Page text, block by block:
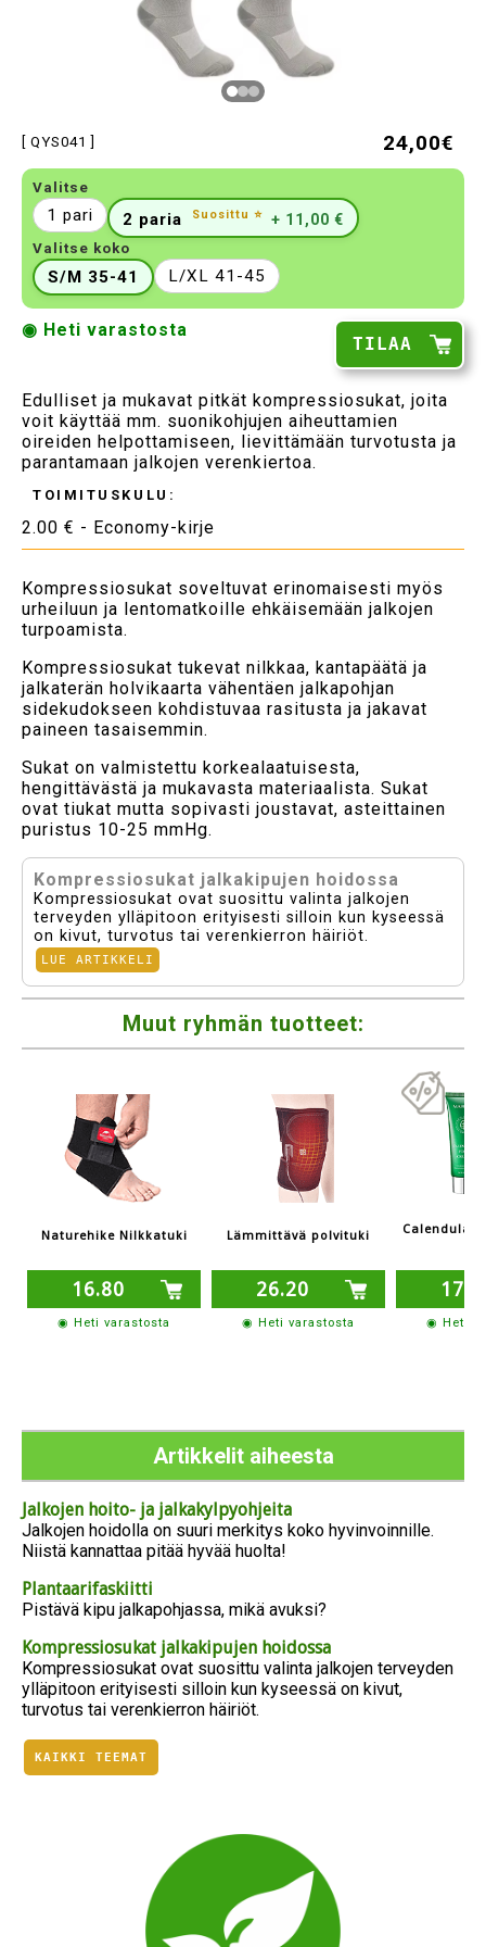
[ QYS041 ] 24,00€
Valitse
1 pari 2 paria Suosittu ⭐ + 11,00 €
Valitse koko
S/M 35-41 L/XL 41-45
TILAA
◉ Heti varastosta
Edulliset ja mukavat pitkät kompressiosukat, joita
voit käyttää mm. suonikohjujen aiheuttamien
oireiden helpottamiseen, lievittämään turvotusta ja
parantamaan jalkojen verenkiertoa.
TOIMITUSKULU:
2.00 € - Economy-kirje
Kompressiosukat soveltuvat erinomaisesti myös
urheiluun ja lentomatkoille ehkäisemään jalkojen
turpoamista.
Kompressiosukat tukevat nilkkaa, kantapäätä ja
jalkaterän holvikaarta vähentäen jalkapohjan
sidekudokseen kohdistuvaa rasitusta ja jakavat
paineen tasaisemmin.
Sukat on valmistettu korkealaatuisesta,
hengittävästä ja mukavasta materiaalista. Sukat
ovat tiukat mutta sopivasti joustavat, asteittainen
puristus 10-25 mmHg.
Kompressiosukat jalkakipujen hoidossa
Kompressiosukat ovat suosittu valinta jalkojen
terveyden ylläpitoon erityisesti silloin kun kyseessä
on kivut, turvotus tai verenkierron häiriöt.
LUE ARTIKKELI
Muut ryhmän tuotteet:
Naturehike Nilkkatuki
16.80
◉ Heti varastosta
Lämmittävä polvituki
26.20
◉ Heti varastosta
Calendula
◉ Heti
Artikkelit aiheesta
Jalkojen hoito- ja jalkakylpyohjeita
Jalkojen hoidolla on suuri merkitys koko hyvinvoinnille.
Niistä kannattaa pitää hyvää huolta!
Plantaarifaskiitti
Pistävä kipu jalkapohjassa, mikä avuksi?
Kompressiosukat jalkakipujen hoidossa
Kompressiosukat ovat suosittu valinta jalkojen terveyden
ylläpitoon erityisesti silloin kun kyseessä on kivut,
turvotus tai verenkierron häiriöt.
KAIKKI TEEMAT